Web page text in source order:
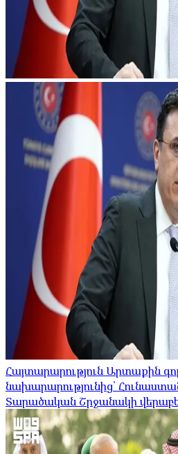
Հայտարարություն Արտաքին
նախարարությունից՝
Տարածական Շրջանակի